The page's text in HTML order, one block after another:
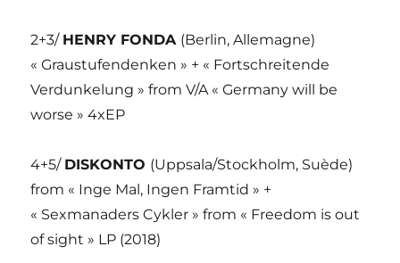
2+3/ HENRY FONDA (Berlin, Allemagne)
« Graustufendenken » + « Fortschreitende
Verdunkelung » from V/A « Germany will be
worse » 4xEP
4+5/ DISKONTO (Uppsala/Stockholm, Suède)
from « Inge Mal, Ingen Framtid » +
« Sexmanaders Cykler » from « Freedom is out
of sight » LP (2018)